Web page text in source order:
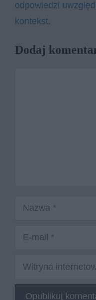
odpowiedzi
kontekst.
Dodaj
Nazwa
Witryna